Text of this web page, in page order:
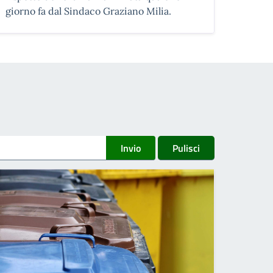
giorno fa dal Sindaco Graziano Milia.
Invio Pulisci